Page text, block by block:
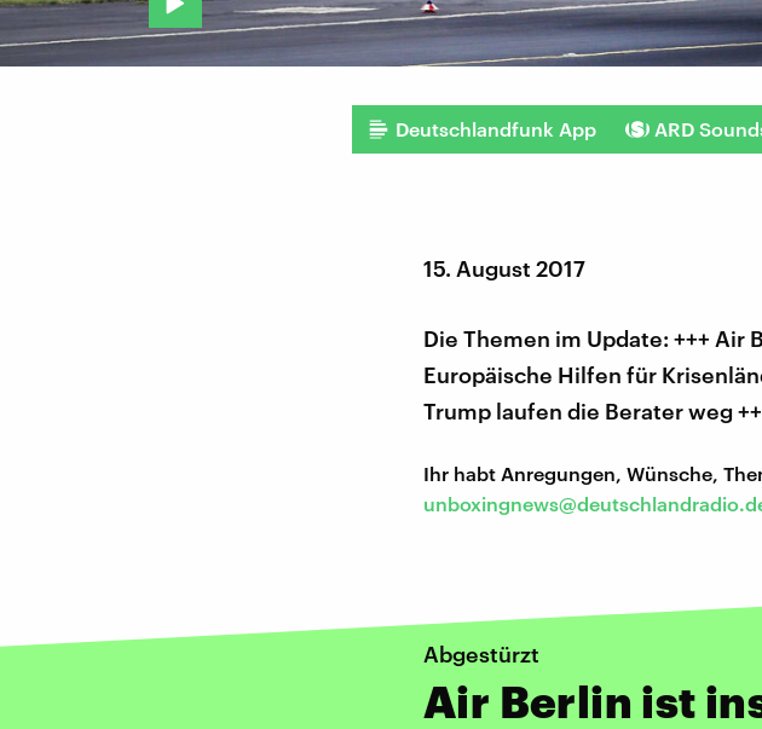
Deutschlandfunk App ARD
15. August 2017
Die Themen im Update: +++ Air
Europäische Hilfen für
Trump laufen die Berater weg
Ihr habt Anregungen, Wünsche,
Abgestürzt
Air Berlin ist